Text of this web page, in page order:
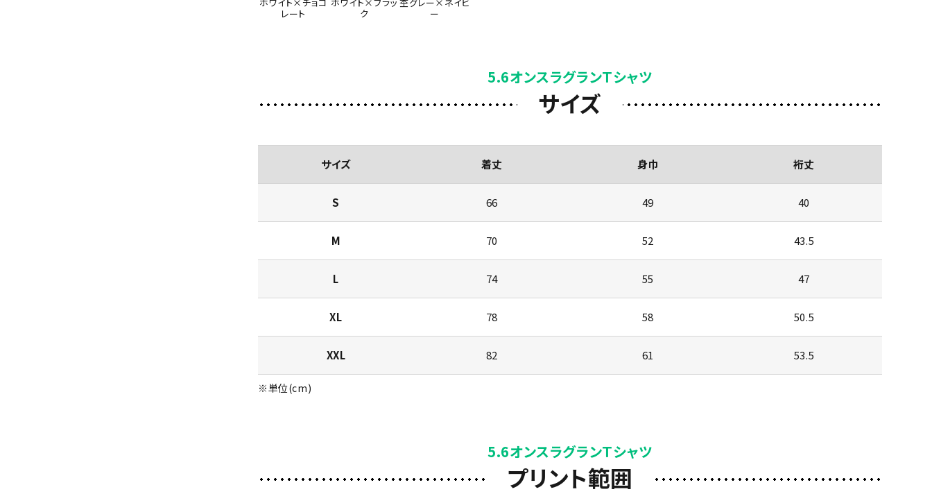
レート
ク
ー
5.6オンスラグランＴシャツ
サイズ
サイズ 着丈 身巾 裄丈
S 66 49 40
M 70 52 43.5
L 74 55 47
XL 78 58 50.5
XXL 82 61 53.5
※単位(cm)
5.6オンスラグランＴシャツ
プリント範囲